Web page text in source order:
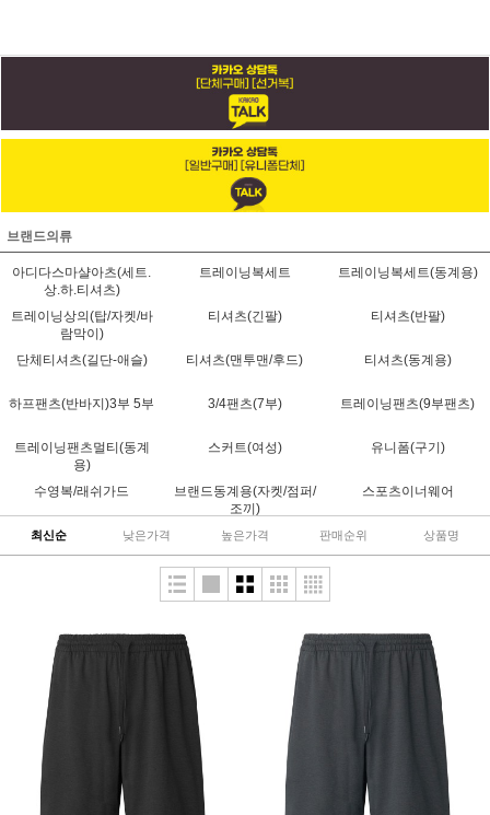
브랜드의류
아디다스마샬아츠(세트.
상.하.티셔츠)
트레이닝복세트 트레이닝복세트(동계용)
트레이닝상의(탑/자켓/바
람막이)
티셔츠(긴팔) 티셔츠(반팔)
단체티셔츠(길단-애슬) 티셔츠(맨투맨/후드) 티셔츠(동계용)
하프팬츠(반바지)3부 5부 3/4팬츠(7부) 트레이닝팬츠(9부팬츠)
트레이닝팬츠멀티(동계
용)
스커트(여성) 유니폼(구기)
수영복/래쉬가드
브랜드동계용(자켓/점퍼/
조끼)
스포츠이너웨어
최신순 낮은가격 높은가격 판매순위 상품명